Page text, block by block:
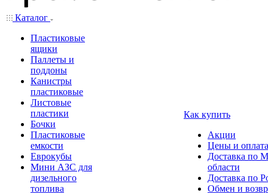
Каталог
Пластиковые
ящики
Паллеты и
поддоны
Канистры
пластиковые
Листовые
пластики
Бочки
Пластиковые
емкости
Еврокубы
Мини АЗС для
дизельного
топлива
Как купить
Акции
Цены и оплата
Доставка по
области
Доставка по
Обмен и